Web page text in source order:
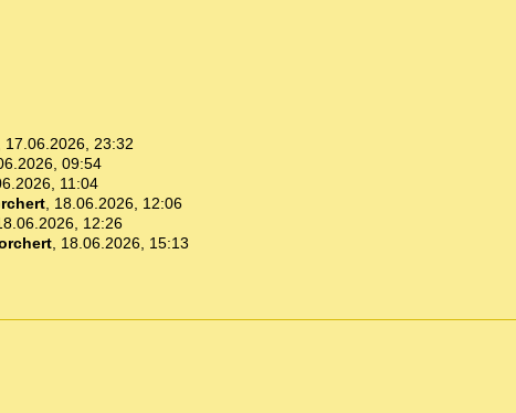
17.06.2026, 23:32
09:54
11:04
, 18.06.2026, 12:06
12:26
, 18.06.2026, 15:13